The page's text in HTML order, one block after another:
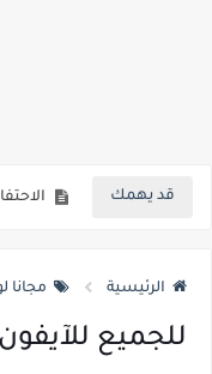
قد يهمك الاحتفاء
الرئيسية مجانا
للجميع